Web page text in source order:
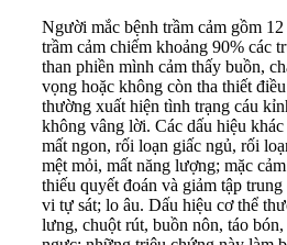
Người mắc bệnh trầm cảm gồm
trầm cảm chiếm khoảng 90% các
than phiền mình cảm thấy buồn,
vọng hoặc không còn tha thiết
thường xuất hiện tình trạng cáu
không vâng lời. Các dấu hiệu
mất ngon, rối loạn giấc ngủ, rối
mệt mỏi, mất năng lượng; mặc
thiếu quyết đoán và giảm tập
vi tự sát; lo âu. Dấu hiệu cơ thể
lưng, chuột rút, buồn nôn, táo bón,